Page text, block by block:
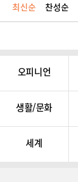
최신순 찬성순
오피니언
생활/문화
세계